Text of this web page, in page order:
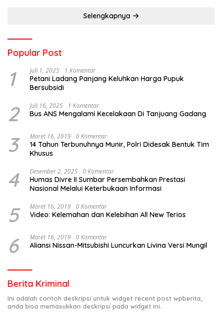
Selengkapnya
Popular Post
1 Juli 1, 2025 1 Komentar
Petani Ladang Panjang Keluhkan Harga Pupuk
Bersubsidi
2 Juli 16, 2025 1 Komentar
Bus ANS Mengalami Kecelakaan Di Tanjuang Gadang
3 Maret 16, 2019 0 Komentar
14 Tahun Terbunuhnya Munir, Polri Didesak Bentuk Tim
Khusus
4 Desember 2, 2025 0 Komentar
Humas Divre II Sumbar Persembahkan Prestasi
Nasional Melalui Keterbukaan Informasi
5 Maret 16, 2019 0 Komentar
Video: Kelemahan dan Kelebihan All New Terios
6 Maret 16, 2019 0 Komentar
Aliansi Nissan-Mitsubishi Luncurkan Livina Versi Mungil
Berita Kriminal
Ini adalah contoh deskripsi untuk widget recent post wpberita,
anda bisa memasukkan deskripsi pada widget ini.